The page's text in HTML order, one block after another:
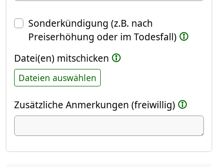
Sonderkündigung (z.B. nach
Preiserhöhung oder im Todesfall)
Datei(en) mitschicken
Dateien auswählen
Zusätzliche Anmerkungen (freiwillig)